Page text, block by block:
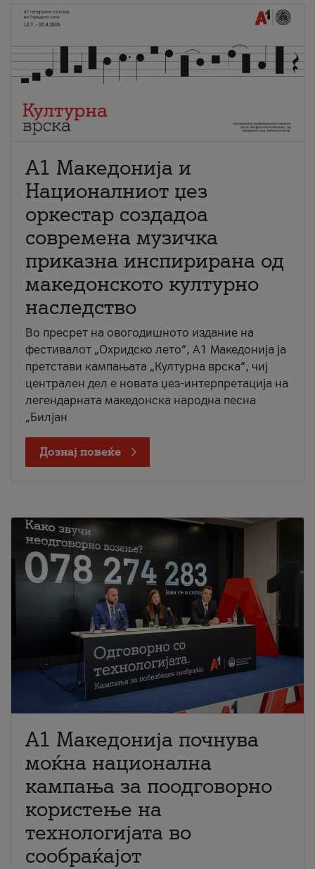
А1 Македонија и
Националниот џез
оркестар создадоа
современа музичка
приказна инспирирана од
македонското културно
наследство
Во пресрет на овогодишното издание на
фестивалот „Охридско лето“, А1 Македонија ја
претстави кампањата „Културна врска“, чиј
централен дел е новата џез-интерпретација на
легендарната македонска народна песна
„Билјан
Дознај повеќе
A1 Македонија почнува
моќна национална
кампања за поодговорно
користење на
технологијата во
сообраќајот